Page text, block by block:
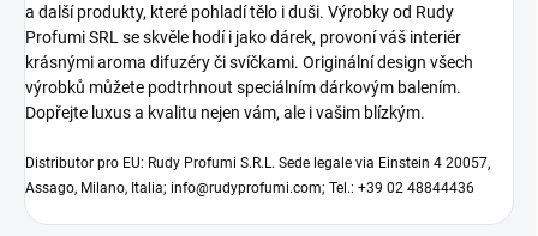
a další produkty, které pohladí tělo i duši. Výrobky od Rudy
Profumi SRL se skvěle hodí i jako dárek, provoní váš interiér
krásnými aroma difuzéry či svíčkami. Originální design všech
výrobků můžete podtrhnout speciálním dárkovým balením.
Dopřejte luxus a kvalitu nejen vám, ale i vašim blízkým.
Distributor pro EU: Rudy Profumi S.R.L. Sede legale via Einstein 4 20057,
Assago, Milano, Italia; info@rudyprofumi.com; Tel.: +39 02 48844436